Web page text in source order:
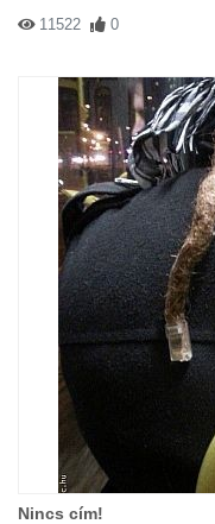
11522 0
Nincs cím!